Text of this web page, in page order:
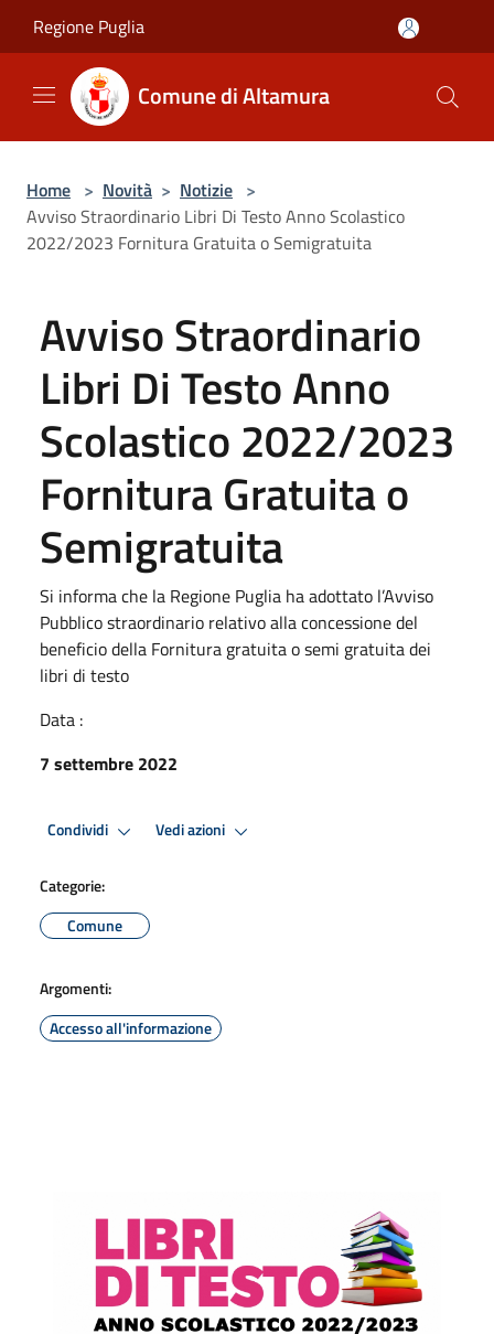
Regione Puglia
Comune di Altamura
Home > Novità > Notizie >
Avviso Straordinario Libri Di Testo Anno Scolastico
2022/2023 Fornitura Gratuita o Semigratuita
Avviso Straordinario
Libri Di Testo Anno
Scolastico 2022/2023
Fornitura Gratuita o
Semigratuita
Si informa che la Regione Puglia ha adottato l’Avviso
Pubblico straordinario relativo alla concessione del
beneficio della Fornitura gratuita o semi gratuita dei
libri di testo
Data :
7 settembre 2022
Condividi Vedi azioni
Categorie:
Comune
Argomenti:
Accesso all'informazione